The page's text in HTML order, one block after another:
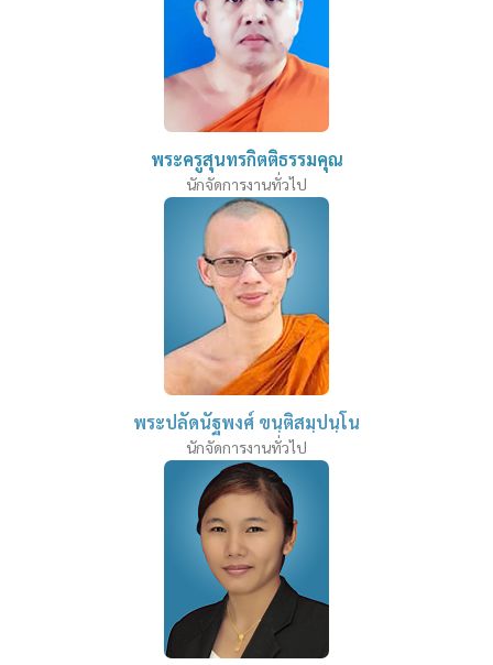
พระครูสุนทรกิตติธรรมคุณ
นักจัดการงานทั่วไป
พระปลัดนัฐพงศ์ ขนฺติสมฺปนฺโน
นักจัดการงานทั่วไป